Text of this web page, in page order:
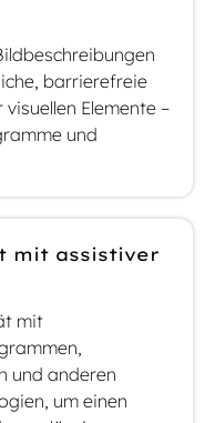
barrierefreie
Elemente –
und
mit assistiver
mit
und anderen
um einen